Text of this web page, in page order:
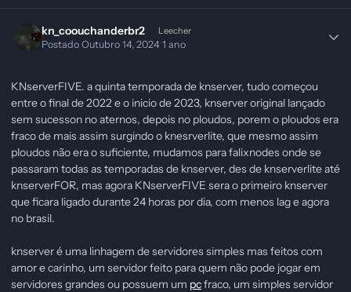
kn_coouchanderbr2 Leecher
PostadoOutubro 14, 20241 ano
KNserverFIVE. a quinta temporada de knserver, tudo começou
entre o final de 2022 e o inicio de 2023, knserver original lançado
sem sucesson no aternos, depois no ploudos, porem o ploudos era
fraco de mais assim surgindo o knesrverlite, que mesmo assim
ploudos não era o suficiente, mudamos para falixnodes onde se
passaram todas as temporadas de knserver, des de knserverlite até
knserverFOR, mas agora KNserverFIVE sera o primeiro knserver
que ficara ligado durante 24 horas por dia, com menos lag e agora
no brasil.
knserver é uma linhagem de servidores simples mas feitos com
amor e carinho, um servidor feito para quem não pode jogar em
servidores grandes ou possuem um pcfraco, um simples servidor